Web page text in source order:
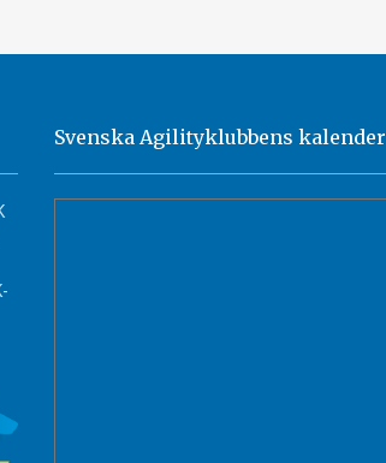
Svenska Agilityklubbens kalender